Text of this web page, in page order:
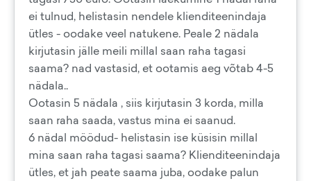
ei tulnud, helistasin nendele klienditeenindaja
ütles - oodake veel natukene. Peale 2 nädala
kirjutasin jälle​ meili millal saan raha tagasi
saama?​ nad vastasid, et ootamis aeg võtab 4-5
nädala..
Ootasin 5 nädala , siis kirjutasin 3 korda, milla
saan raha saada, vastus mina ei saanud.
6 nädal möödud-​ helistasin ise küsisin millal
mina saan raha tagasi saama? Klienditeenindaja
ütles, et jah peate saama juba, oodake palun